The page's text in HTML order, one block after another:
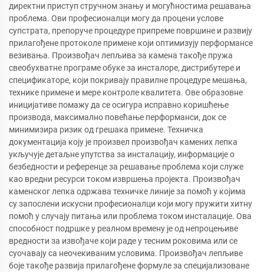
директни приступ стручном знању и могућностима решавања
проблема. Ови професионалци могу да процени услове
супстрата, препоруче процедуре припреме површине и развију
прилагођене протоколе примене који оптимизују перформансе
везивања. Произвођач лепљива за камена такође пружа
свеобухватне програме обуке за инсталоре, дистрибутере и
спецификаторе, који покривају правилне процедуре мешања,
технике примене и мере контроле квалитета. Ове образовне
иницијативе помажу да се осигура исправно коришћење
производа, максимално повећање перформанси, док се
минимизира ризик од грешака примене. Техничка
документација коју је произвел произвођач камених лепка
укључује детаљне упутства за инсталацију, информације о
безбедности и референце за решавање проблема који служе
као вредни ресурси током извршења пројекта. Произвођач
каменског лепка одржава техничке линије за помоћ у којима
су запослени искусни професионалци који могу пружити хитну
помоћ у случају питања или проблема током инсталације. Ова
способност подршке у реалном времену је од непроцењиве
вредности за извођаче који раде у тесним роковима или се
суочавају са неочекиваним условима. Произвођач лепљиве
боје такође развија прилагођене формуле за специјализоване